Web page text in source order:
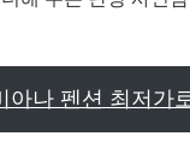
아나 펜션 최저가